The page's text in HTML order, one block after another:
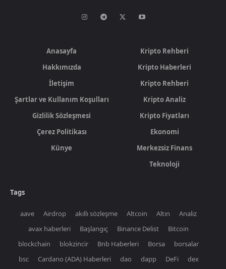
Anasayfa
Hakkımızda
İletişim
Şartlar ve Kullanım Koşulları
Gizlilik Sözleşmesi
Çerez Politikası
Künye
Kripto Rehberi
Kripto Haberleri
Kripto Rehberi
Kripto Analiz
Kripto Fiyatları
Ekonomi
Merkezsiz Finans
Teknoloji
Tags
aave Airdrop akıllı sözleşme Altcoin Altın
Analiz
avax haberleri
Başlangıç Binance Delist
Bitcoin
blockchain
blokzincir Bnb Haberleri Borsa
borsalar
bsc
Cardano (ADA) Haberleri dao dapp DeFi
dex